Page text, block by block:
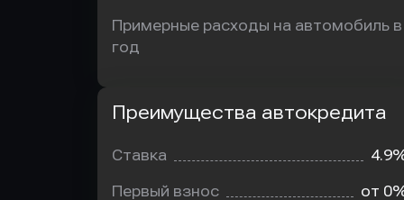
Примерные расходы на автомобиль в
год
Преимущества автокредита
Ставка
Первый взнос от